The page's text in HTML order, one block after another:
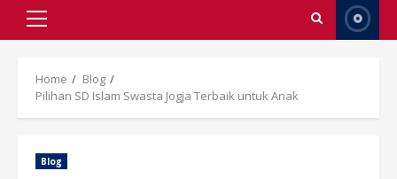
Primary
Menu
Home
Blog
Pilihan SD Islam Swasta Jogja Terbaik untuk Anak
Blog